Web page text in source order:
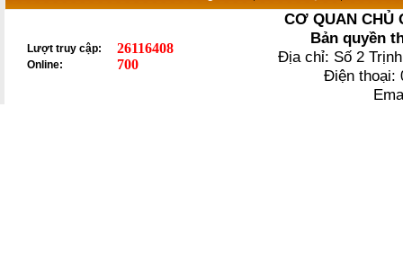
Lượt truy cập: 26116408
Online: 700
CƠ QUAN CHỦ
Bản quyền
Địa chỉ: Số 2
Điện